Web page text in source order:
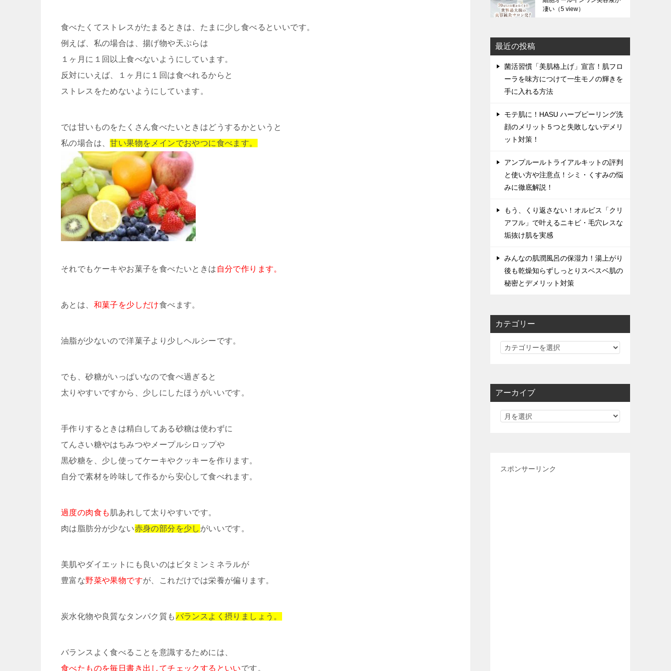
食べたくてストレスがたまるときは、たまに少し食べるといいです。
例えば、私の場合は、揚げ物や天ぷらは
１ヶ月に１回以上食べないようにしています。
反対にいえば、１ヶ月に１回は食べれるからと
ストレスをためないようにしています。
では甘いものをたくさん食べたいときはどうするかというと
私の場合は、甘い果物をメインでおやつに食べます。
それでもケーキやお菓子を食べたいときは 自分で作ります。
あとは、 和菓子を少しだけ食べます。
油脂が少ないので洋菓子より少しヘルシーです。
でも、砂糖がいっぱいなので食べ過ぎると
太りやすいですから、少しにしたほうがいいです。
手作りするときは精白してある砂糖は使わずに
てんさい糖やはちみつやメープルシロップや
黒砂糖を、少し使ってケーキやクッキーを作ります。
自分で素材を吟味して作るから安心して食べれます。
過度の肉食も 肌あれして太りやすいです。
肉は脂肪分が少ない赤身の部分を少し がいいです。
美肌やダイエットにも良いのはビタミンミネラルが
豊富な野菜や果物ですが、これだけでは栄養が偏ります。
炭水化物や良質なタンパク質もバランスよく摂りましょう。
バランスよく食べることを意識するためには、
食べたものを毎日書き出してチェックするといいです。
凄い （5 view）
最近の投稿
菌活習慣「美肌格上げ」宣言！肌フロ
ーラを味方につけて一生モノの輝きを
手に入れる方法
モテ肌に！HASU ハーブピーリング洗
顔のメリット５つと失敗しないデメリ
ット対策！
アンプルールトライアルキットの評判
と使い方や注意点！シミ・くすみの悩
みに徹底解説！
もう、くり返さない！オルビス「クリ
アフル」で叶えるニキビ・毛穴レスな
垢抜け肌を実感
みんなの肌潤風呂の保湿力！湯上がり
後も乾燥知らずしっとりスベスベ肌の
秘密とデメリット対策
カテゴリー
カ
リ
アーカイブ
スポンサーリンク